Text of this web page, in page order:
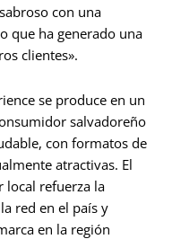
con una
que ha generado una
clientes».
se produce en un
salvadoreño
con formatos de
atractivas. El
local refuerza la
red en el país y
en la región